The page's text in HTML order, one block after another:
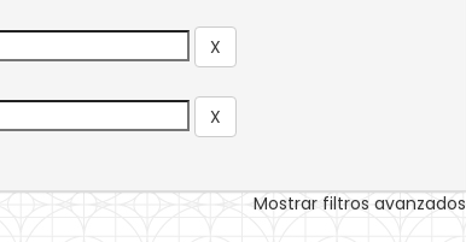
Mostrar filtros avanzados